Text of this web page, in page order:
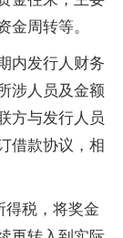
金周转等。
内发行人财务
涉人员及金额
方与发行人员
借款协议，相
得税，将奖金